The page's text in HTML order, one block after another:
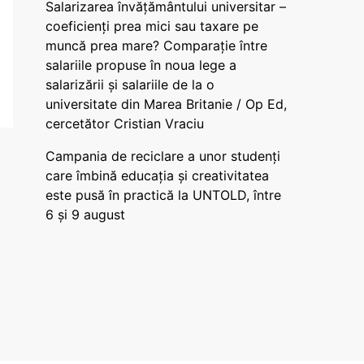
Salarizarea învățământului universitar –
coeficienți prea mici sau taxare pe
muncă prea mare? Comparație între
salariile propuse în noua lege a
salarizării și salariile de la o
universitate din Marea Britanie / Op Ed,
cercetător Cristian Vraciu
Campania de reciclare a unor studenți
care îmbină educația și creativitatea
este pusă în practică la UNTOLD, între
6 și 9 august